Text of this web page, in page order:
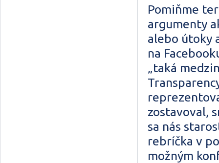
Pomiňme
argumenty
alebo útoky
na
„taká
zostavoval,
sa nás
rebríčka v
možným